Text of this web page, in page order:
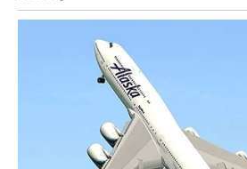
Ako ste u vezi, partner će pokazati
bliskošću. Mnogi odnosi danas
stabilniji. Jedan razgovor menja tok
Slobodne Škorpije mogle bi doživeti
susret. Privlačnost će biti gotovo
kao da tu osobu poznajete mnogo